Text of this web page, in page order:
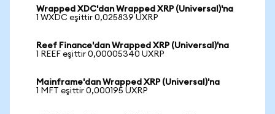
Wrapped XDC'dan Wrapped XRP (Universal)'na
1 WXDC eşittir 0,025839 UXRP
Reef Finance'dan Wrapped XRP (Universal)'na
1 REEF eşittir 0,00005340 UXRP
Mainframe'dan Wrapped XRP (Universal)'na
1 MFT eşittir 0,000195 UXRP